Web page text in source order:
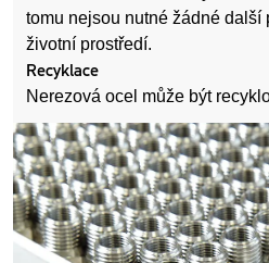
tomu nejsou nutné žádné další
životní prostředí.
Recyklace
Nerezová ocel může být